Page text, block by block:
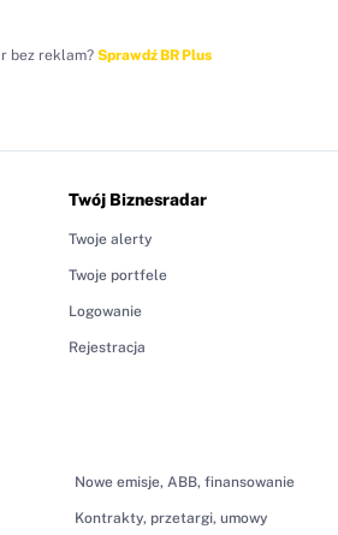
bez reklam? Sprawdź BR Plus
Nowe emisje, ABB, finansowanie
Kontrakty, przetargi, umowy
Twój Biznesradar
Twoje alerty
Twoje portfele
Logowanie
Rejestracja